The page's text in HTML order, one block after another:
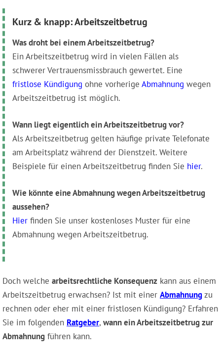
Kurz & knapp: Arbeitszeitbetrug
Was droht bei einem Arbeitszeitbetrug?
Ein Arbeitszeitbetrug wird in vielen Fällen als
schwerer Vertrauensmissbrauch gewertet. Eine
fristlose Kündigung ohne vorherige Abmahnung wegen
Arbeitszeitbetrug ist möglich.
Wann liegt eigentlich ein Arbeitszeitbetrug vor?
Als Arbeitszeitbetrug gelten häufige private Telefonate
am Arbeitsplatz während der Dienstzeit. Weitere
Beispiele für einen Arbeitszeitbetrug finden Sie hier.
Wie könnte eine Abmahnung wegen Arbeitszeitbetrug
aussehen?
Hier finden Sie unser kostenloses Muster für eine
Abmahnung wegen Arbeitszeitbetrug.
Doch welche arbeitsrechtliche Konsequenz kann aus einem
Arbeitszeitbetrug erwachsen? Ist mit einer Abmahnungzu
rechnen oder eher mit einer fristlosen Kündigung? Erfahren
Sie im folgenden Ratgeber, wann ein Arbeitszeitbetrug zur
Abmahnung führen kann.